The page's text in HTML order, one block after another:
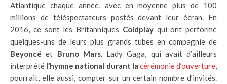
Atlantique chaque année, avec en moyenne plus de 100
millions de téléspectateurs postés devant leur écran. En
2016, ce sont les Britanniques Coldplayqui ont performé
quelques-uns de leurs plus grands tubes en compagnie de
Beyoncé et Bruno Mars. Lady Gaga, qui avait d’ailleurs
interprété l’hymne national durant la cérémonie d’ouverture,
pourrait, elle aussi, compter sur un certain nombre d’invités.